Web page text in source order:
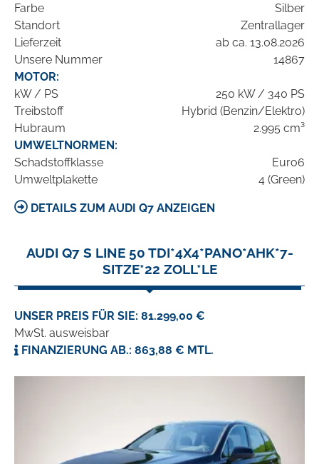
Farbe
Silber
Standort
Zentrallager
Lieferzeit
ab ca. 13.08.2026
Unsere Nummer
14867
MOTOR:
kW / PS
250 kW / 340 PS
Treibstoff
Hybrid (Benzin/Elektro)
Hubraum
2.995 cm³
UMWELTNORMEN:
Schadstoffklasse
Euro6
Umweltplakette
4 (Green)
DETAILS ZUM AUDI Q7 ANZEIGEN
AUDI Q7 S LINE 50 TDI*4X4*PANO*AHK*7-
SITZE*22 ZOLL*LE
UNSER PREIS FÜR SIE: 81.299,00 €
MwSt. ausweisbar
FINANZIERUNG AB.: 863,88 € MTL.